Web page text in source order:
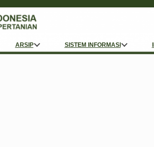
ARSIP SISTEM INFORMASI